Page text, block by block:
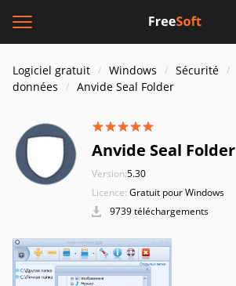
Logiciel gratuit Windows Sécurité
données
Anvide Seal Folder
Anvide Seal Folder
Version:5.30
Licence: Gratuit pour Windows
9739 téléchargements